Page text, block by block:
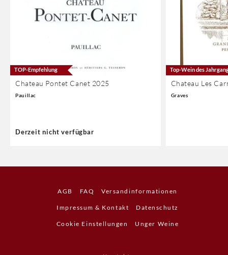
Chateau Pontet Canet 2025
Pauillac
TOP-Empfehlung
Derzeit nicht verfügbar
Chateau Les
Graves
Top-Wein des
AGB FAQ Versandinformationen
Impressum & Kontakt Datenschutz
Cookie Einstellungen Unger Weine